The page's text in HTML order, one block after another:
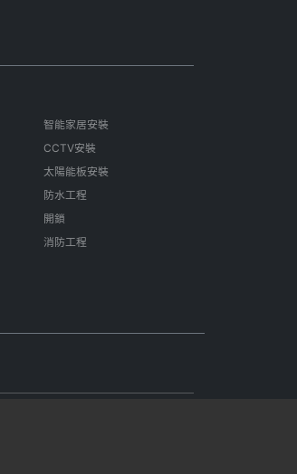
智能家居安裝
CCTV安裝
太陽能板安裝
防水工程
開鎖
消防工程